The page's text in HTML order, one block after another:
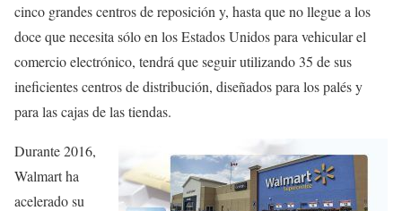
cinco grandes centros de reposición y, hasta que no llegue a los
doce que necesita sólo en los Estados Unidos para vehicular el
comercio electrónico, tendrá que seguir utilizando 35 de sus
ineficientes centros de distribución, diseñados para los palés y
para las cajas de las tiendas.
Durante 2016,
Walmart ha
acelerado su